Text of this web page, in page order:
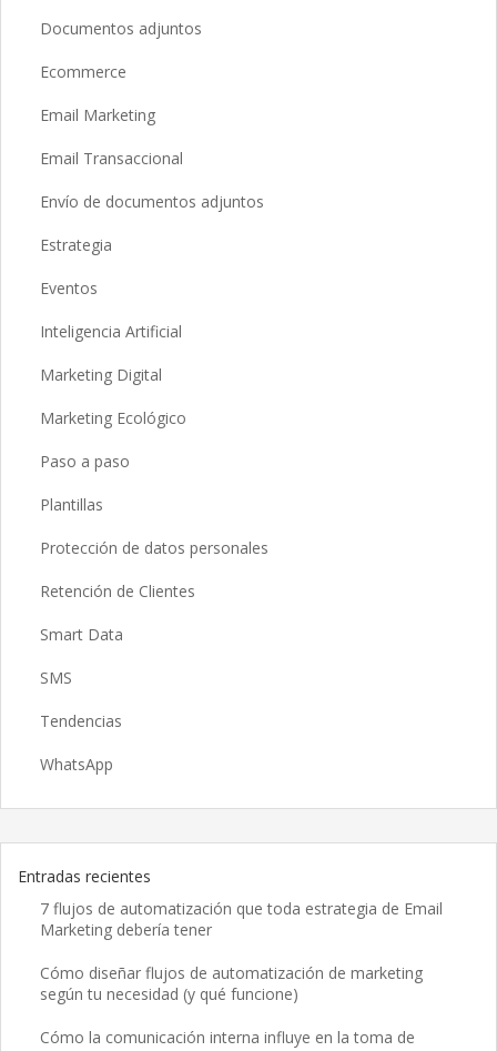
Documentos adjuntos
Ecommerce
Email Marketing
Email Transaccional
Envío de documentos adjuntos
Estrategia
Eventos
Inteligencia Artificial
Marketing Digital
Marketing Ecológico
Paso a paso
Plantillas
Protección de datos personales
Retención de Clientes
Smart Data
SMS
Tendencias
WhatsApp
Entradas recientes
7 flujos de automatización que toda estrategia de Email
Marketing debería tener
Cómo diseñar flujos de automatización de marketing
según tu necesidad (y qué funcione)
Cómo la comunicación interna influye en la toma de